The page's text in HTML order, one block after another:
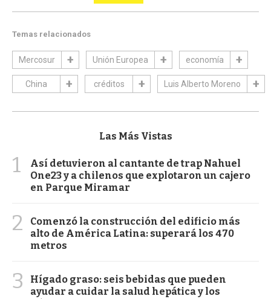
Temas relacionados
Mercosur Unión Europea economía
China créditos Luis Alberto Moreno
Las Más Vistas
1
Así detuvieron al cantante de trap Nahuel
One23 y a chilenos que explotaron un cajero
en Parque Miramar
2
Comenzó la construcción del edificio más
alto de América Latina: superará los 470
metros
3
Hígado graso: seis bebidas que pueden
ayudar a cuidar la salud hepática y los